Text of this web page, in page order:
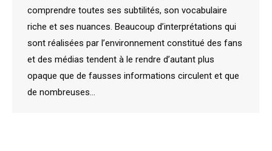
comprendre toutes ses subtilités, son vocabulaire
riche et ses nuances. Beaucoup d’interprétations qui
sont réalisées par l’environnement constitué des fans
et des médias tendent à le rendre d’autant plus
opaque que de fausses informations circulent et que
de nombreuses…